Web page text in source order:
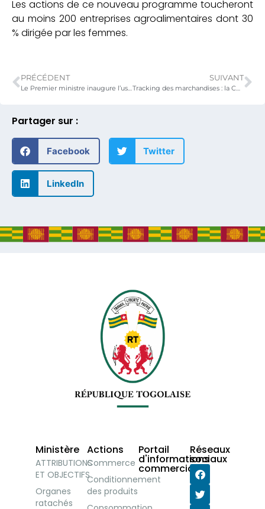
Partager sur :
Facebook Twitter
LinkedIn
Les actions de ce nouveau programme toucheront
au moins 200 entreprises agroalimentaires dont 30
% dirigée par les femmes.
PRÉCÉDENT
Le Premier ministre inaugure l’usine de transformation d’amande de Karité Label d’or
SUIVANT
Tracking des marchandises : la CCI-T se dote d’un nouveau système automatisé.
Ministère
ATTRIBUTIONS
ET OBJECTIFS
Organes
ratachés
Actions
Commerce
Conditionnement
des produits
Portail
d'informations
commerciales
Réseaux
sociaux